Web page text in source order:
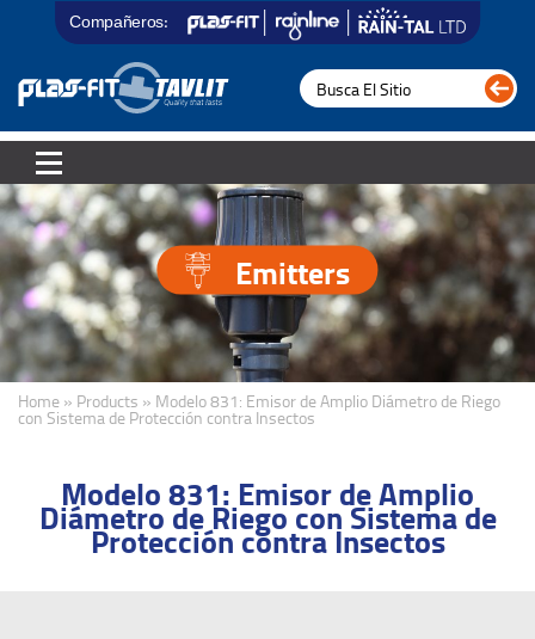
Compañeros:
Emitters
Home » Products » Modelo 831: Emisor de Amplio Diámetro de Riego
con Sistema de Protección contra Insectos
Modelo 831: Emisor de Amplio
Diámetro de Riego con Sistema de
Protección contra Insectos